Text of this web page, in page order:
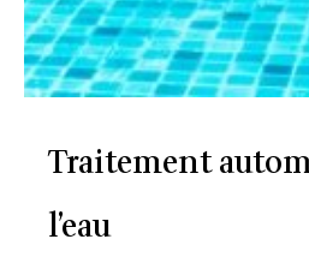
Traitement
l’eau